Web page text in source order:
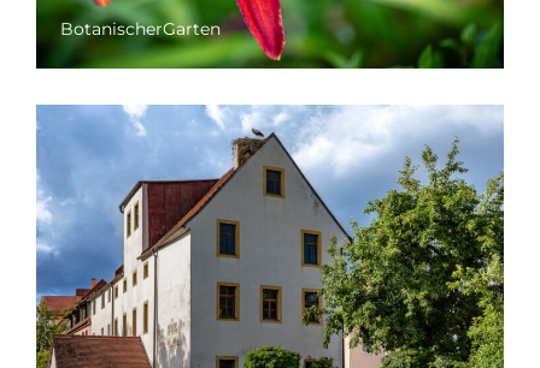
BotanischerGarten